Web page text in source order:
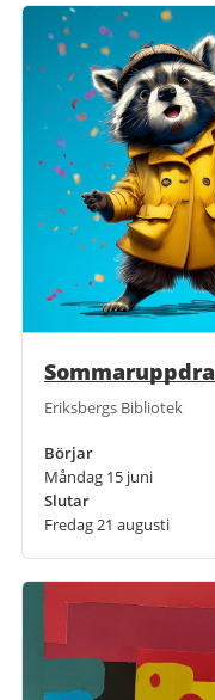
Eriksbergs Bibliotek
Börjar
Måndag 15 juni
Slutar
Fredag 21 augusti